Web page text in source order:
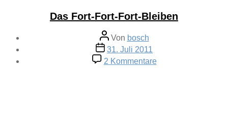
Das Fort-Fort-Fort-Bleiben
Beitragsautor
Von bosch
Veröffentlichungsdatum
31. Juli 2011
2 Kommentarezu
Das